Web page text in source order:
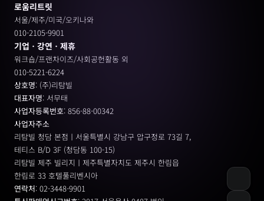
로움리트릿
서울/제주/미국/오키나와
010-2105-9901
기업ㆍ강연ㆍ제휴
워크숍/프랜차이즈/사회공헌활동 외
010-5221-6224
상호명: (주)리탐빌
대표자명: 서무태
사업자등록번호: 856-88-00342
사업자주소
리탐빌 청담 본점ㅣ서울특별시 강남구 압구정로 73길 7,
테티스 B/D 3F (청담동 100-15)
리탐빌 제주 빌리지ㅣ제주특별자치도 제주시 한림읍
한림로 33 호텔풀리벤시아
연락처: 02-3448-9901